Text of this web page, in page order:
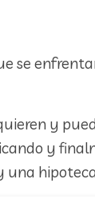
se
y
y
una